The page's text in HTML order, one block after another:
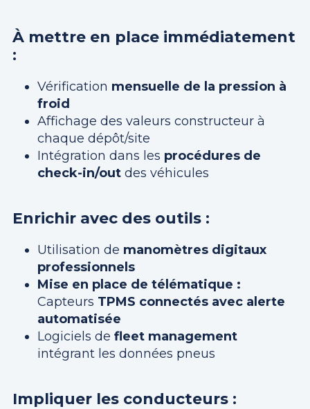
À mettre en place immédiatement
:
Vérification mensuelle de la pression à
froid
Affichage des valeurs constructeur à
chaque dépôt/site
Intégration dans les procédures de
check-in/out des véhicules
Enrichir avec des outils :
Utilisation de manomètres digitaux
professionnels
Mise en place de télématique :
Capteurs TPMS connectés avec alerte
automatisée
Logiciels de fleet management
intégrant les données pneus
Impliquer les conducteurs :